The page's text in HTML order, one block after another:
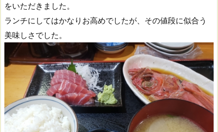
をいただきました。
ランチにしてはかなりお高めでしたが、その値段に似合う
美味しさでした。